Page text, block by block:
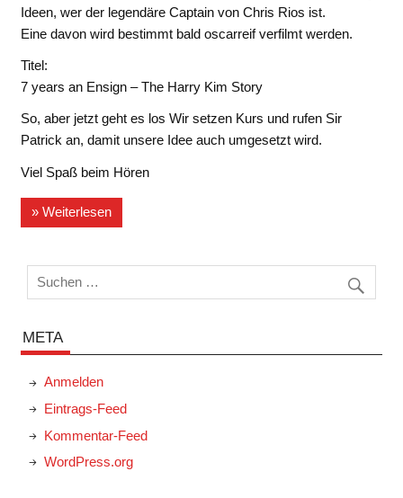
Ideen, wer der legendäre Captain von Chris Rios ist.
Eine davon wird bestimmt bald oscarreif verfilmt werden.
Titel:
7 years an Ensign – The Harry Kim Story
So, aber jetzt geht es los Wir setzen Kurs und rufen Sir
Patrick an, damit unsere Idee auch umgesetzt wird.
Viel Spaß beim Hören
» Weiterlesen
META
Anmelden
Eintrags-Feed
Kommentar-Feed
WordPress.org